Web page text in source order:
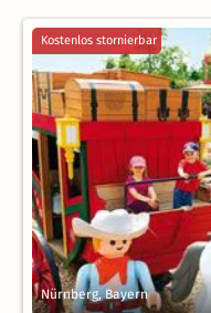
Kostenlos stornierbar
Nürnberg, Bayern